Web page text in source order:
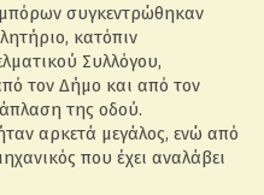
συγκεντρώθηκαν
κατόπιν
Συλλόγου,
τον Δήμο και από τον
της οδού.
αρκετά μεγάλος, ενώ από
που έχει αναλάβει